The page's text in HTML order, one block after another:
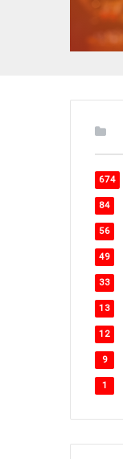
674
84
56
49
33
13
12
9
1